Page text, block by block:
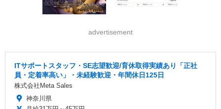
advertisement
ITサポートスタッフ・SE志望歓迎/育休取得実績あり「正社
員・定着率高い」・未経験歓迎・年間休日125日
株式会社Meta Sales
神奈川県